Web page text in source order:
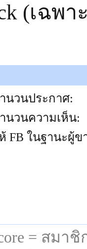
(เฉ
นวนประกาศ:
นวนความเห็น:
FB ในฐานะผู้ข
= สม